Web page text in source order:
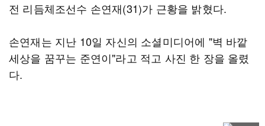
전 리듬체조선수 손연재(31)가 근황을 밝혔다.
손연재는 지난 10일 자신의 소셜미디어에 "벽 바깥
세상을 꿈꾸는 준연이"라고 적고 사진 한 장을 올렸
다.